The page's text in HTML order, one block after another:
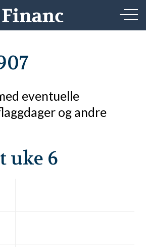
eventuelle
og andre
uke 6